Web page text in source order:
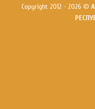
Copyright 2012 - 2026 ©